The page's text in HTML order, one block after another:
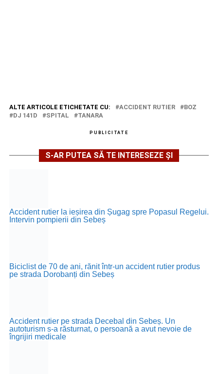
ALTE ARTICOLE ETICHETATE CU: ACCIDENT RUTIER
BOZ
DJ 141D
SPITAL TANARA
PUBLICITATE
S-AR PUTEA SĂ TE INTERESEZE ȘI
Accident rutier la ieșirea din Șugag spre Popasul Regelui.
Intervin pompierii din Sebeș
Biciclist de 70 de ani, rănit într-un accident rutier produs
pe strada Dorobanți din Sebeș
Accident rutier pe strada Decebal din Sebeș. Un
autoturism s-a răsturnat, o persoană a avut nevoie de
îngrijiri medicale